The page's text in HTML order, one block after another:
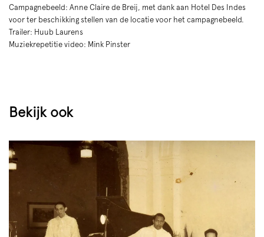
Campagnebeeld: Anne Claire de Breij, met dank aan Hotel Des Indes
voor ter beschikking stellen van de locatie voor het campagnebeeld.
Trailer: Huub Laurens
Muziekrepetitie video: Mink Pinster
Bekijk ook